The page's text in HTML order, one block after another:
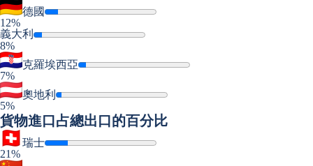
德國
12%
義大利
8%
克羅埃西亞
7%
奧地利
5%
貨物進口占總出口的百分比
瑞士
21%